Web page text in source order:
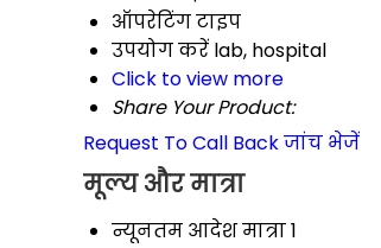
ऑपरेटिंग टाइप
उपयोग करें lab, hospital
Click to view more
Share Your Product:
Request To Call Backजांच भेजें
मूल्य और मात्रा
न्यूनतम आदेश मात्रा1